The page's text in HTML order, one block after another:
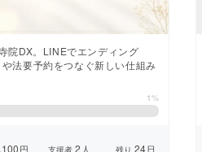
院DX。LINEでエンディング
や法要予約をつなぐ新しい仕組み
1%
円 支援者 2 人 残り 24日